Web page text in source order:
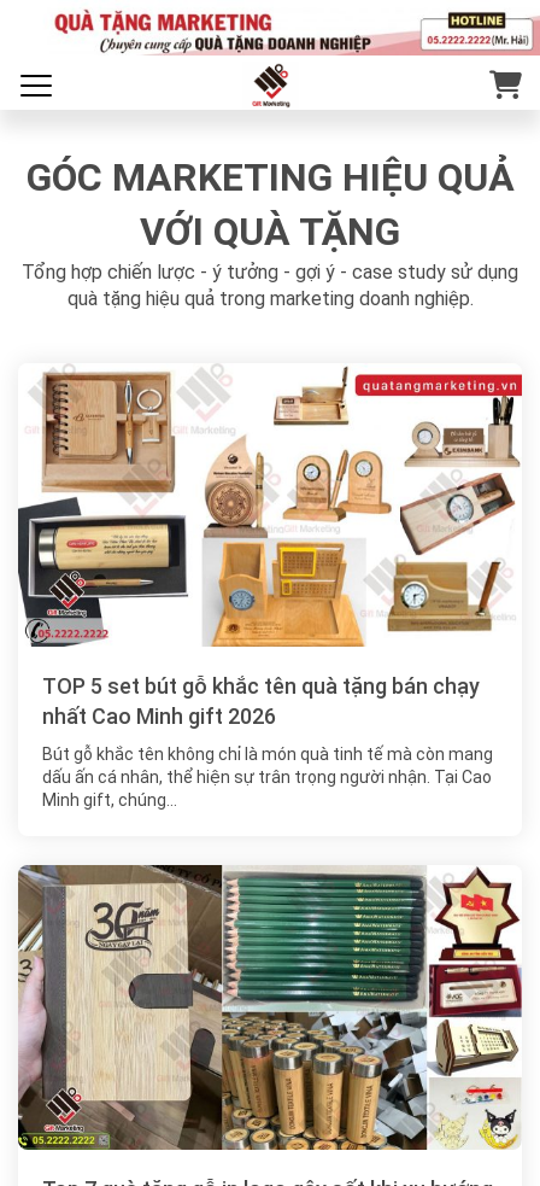
GÓC MARKETING HIỆU QUẢ
VỚI QUÀ TẶNG
Tổng hợp chiến lược - ý tưởng - gợi ý - case study sử dụng
quà tặng hiệu quả trong marketing doanh nghiệp.
TOP 5 set bút gỗ khắc tên quà tặng bán chạy
nhất Cao Minh gift 2026
Bút gỗ khắc tên không chỉ là món quà tinh tế mà còn mang
dấu ấn cá nhân, thể hiện sự trân trọng người nhận. Tại Cao
Minh gift, chúng…